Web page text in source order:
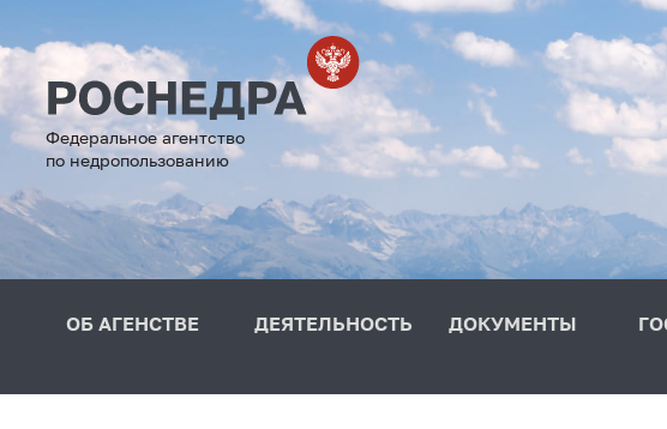
Федеральное агентство
по недропользованию
ОБ АГЕНСТВЕ ДЕЯТЕЛЬНОСТЬ ДОКУМЕНТЫ